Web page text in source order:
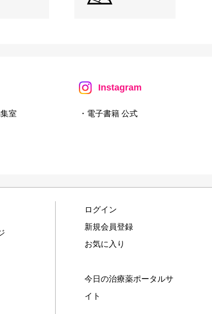
室
Instagram
・電子書籍 公式
ログイン
新規会員登録
お気に入り
今日の治療薬ポータルサ
イト